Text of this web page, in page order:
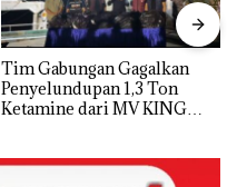
Tim Gabungan Gagalkan
Penyelundupan 1,3 Ton
Ketamine dari MV KING